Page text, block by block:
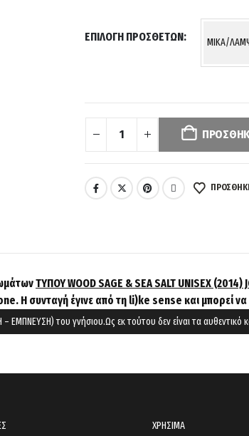
ΕΠΙΛΟΓΉ ΠΡΌΣΘΕΤΩΝ MIKA/
selection
has
been
reset.
Please
select
options
adding
this
product
to
cart.
ΤΥΠΟΥ WOOD SAGE & SEA SALT UNISEX (2014)
Η συνταγή έγινε από τη li)ke sense και μπορεί
του γνήσιου.Ως εκ τούτου δεν είναι τα
ΧΡΗΣΙΜΑ